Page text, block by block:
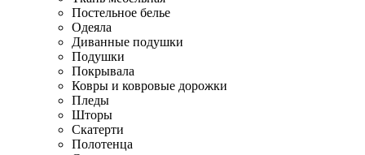
Постельное белье
Одеяла
Диванные подушки
Подушки
Покрывала
Ковры и ковровые дорожки
Пледы
Шторы
Скатерти
Полотенца